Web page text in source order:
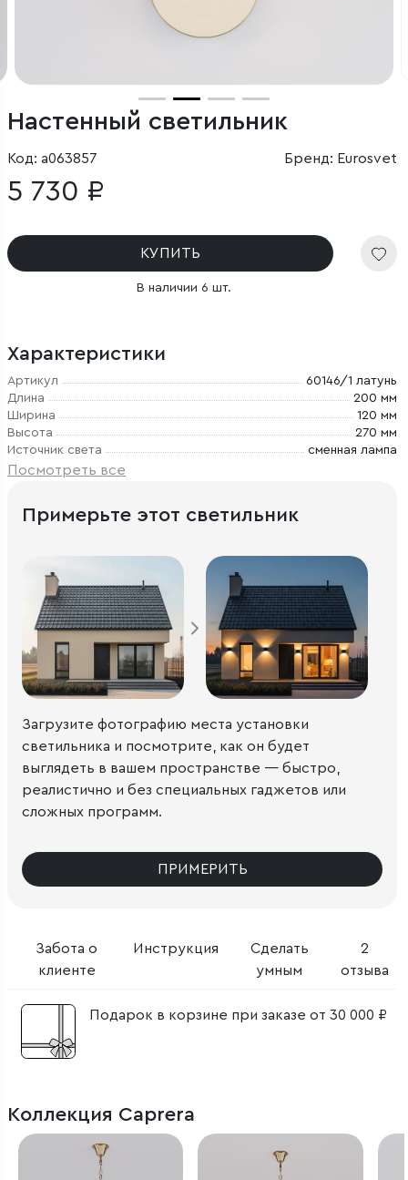
Настенный светильник
Код: a063857 Бренд: Eurosvet
5 730 ₽
КУПИТЬ
В наличии 6 шт.
Характеристики
Артикул
60146/1 латунь
Длина
200 мм
Ширина
120 мм
Высота
270 мм
Источник света
сменная лампа
Посмотреть все
Забота о
клиенте
Инструкция
Сделать
умным
2
отзыва
Подарок в корзине при заказе от 30 000 ₽
Примерьте этот светильник
Загрузите фотографию места установки
светильника и посмотрите, как он будет
выглядеть в вашем пространстве — быстро,
реалистично и без специальных гаджетов или
сложных программ.
ПРИМЕРИТЬ
Коллекция Caprera